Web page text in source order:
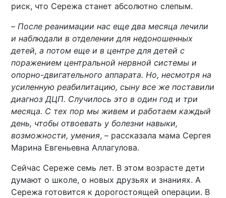
риск, что Сережа станет абсолютно слепым.
–После реанимации нас еще два месяца лечили
и наблюдали в отделении для недоношенных
детей, а потом еще и в центре для детей с
поражением центральной нервной системы и
опорно-двигательного аппарата. Но, несмотря на
усиленную реабилитацию, сыну все же поставили
диагноз ДЦП. Случилось это в один год и три
месяца. С тех пор мы живем и работаем каждый
день, чтобы отвоевать у болезни навыки,
возможности, умения, – рассказала мама Сергея
Марина Евгеньевна Аллагулова.
Сейчас Сереже семь лет. В этом возрасте дети
думают о школе, о новых друзьях и знаниях. А
Сережа готовится к дорогостоящей операции. В